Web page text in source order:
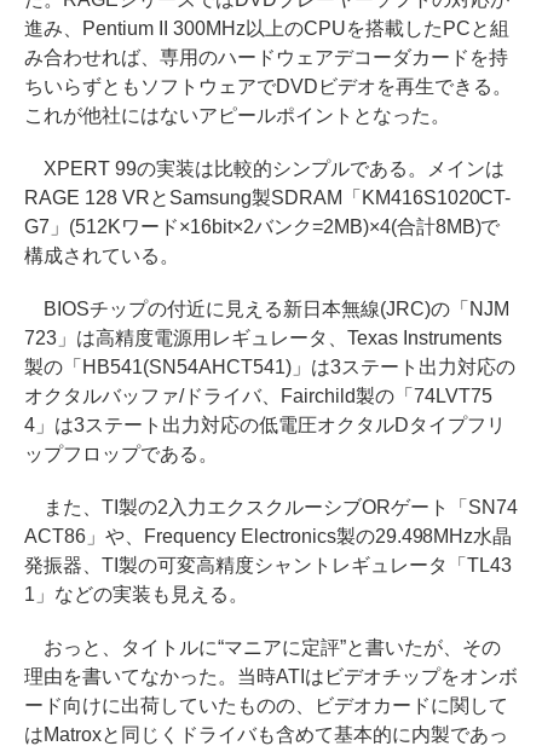
進み、Pentium II 300MHz以上のCPUを搭載したPCと組
み合わせれば、専用のハードウェアデコーダカードを持
ちいらずともソフトウェアでDVDビデオを再生できる。
これが他社にはないアピールポイントとなった。
XPERT 99の実装は比較的シンプルである。メインは
RAGE 128 VRとSamsung製SDRAM「KM416S1020CT-
G7」(512Kワード×16bit×2バンク=2MB)×4(合計8MB)で
構成されている。
BIOSチップの付近に見える新日本無線(JRC)の「NJM
723」は高精度電源用レギュレータ、Texas Instruments
製の「HB541(SN54AHCT541)」は3ステート出力対応の
オクタルバッファ/ドライバ、Fairchild製の「74LVT75
4」は3ステート出力対応の低電圧オクタルDタイプフリ
ップフロップである。
また、TI製の2入力エクスクルーシブORゲート「SN74
ACT86」や、Frequency Electronics製の29.498MHz水晶
発振器、TI製の可変高精度シャントレギュレータ「TL43
1」などの実装も見える。
おっと、タイトルに“マニアに定評”と書いたが、その
理由を書いてなかった。当時ATIはビデオチップをオンボ
ード向けに出荷していたものの、ビデオカードに関して
はMatroxと同じくドライバも含めて基本的に内製であっ